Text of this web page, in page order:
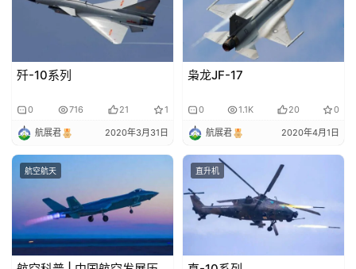
歼-10系列
0 716 21 1
航展君 2020年3月31日
枭龙JF-17
0 1.1K 20 0
航展君 2020年4月1日
航空航天 直升机